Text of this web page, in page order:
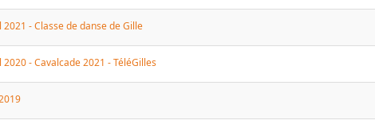
2021 - Classe de danse de Gille
2020 - Cavalcade 2021 - TéléGilles